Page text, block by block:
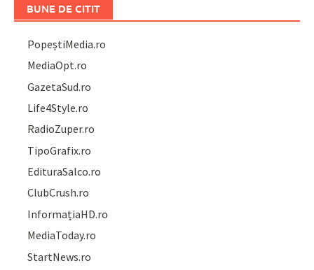
BUNE DE CITIT
PopeștiMedia.ro
MediaOpt.ro
GazetaSud.ro
Life4Style.ro
RadioZuper.ro
TipoGrafix.ro
EdituraSalco.ro
ClubCrush.ro
InformațiaHD.ro
MediaToday.ro
StartNews.ro